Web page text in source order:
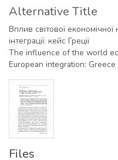
Alternative Title
Вплив світової
інтеграції: кейс Греції
The influence of the world
European integration: Greece
Files